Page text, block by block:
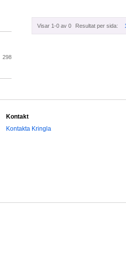
Visar 1-0 av 0 Resultat per sida:
298
Kontakt
Kontakta Kringla